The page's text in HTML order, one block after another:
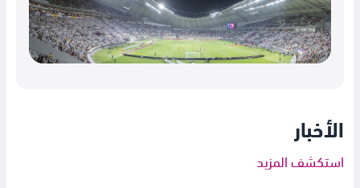
الأخبار
استكشف المزيد